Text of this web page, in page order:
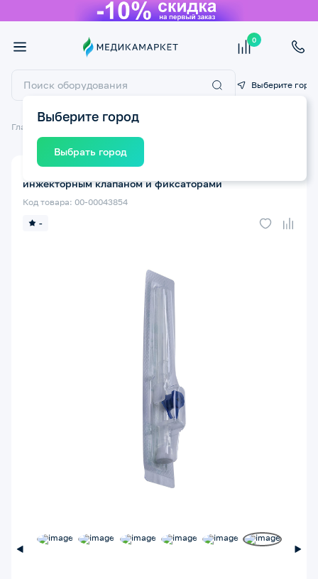
0
Выберите город
Выберите город
Выбрать город
Главная Медицинские расходные материалы
-
Код товара: 00-00043854
инжекторным клапаном и фиксаторами